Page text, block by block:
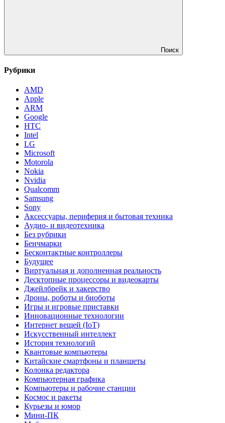
Поиск
Рубрики
AMD
Apple
ARM
Google
HTC
Intel
LG
Microsoft
Motorola
Nokia
Nvidia
Qualcomm
Samsung
Sony
Аксессуары, периферия и бытовая техника
Аудио- и видеотехника
Без рубрики
Бенчмарки
Бесконтактные контроллеры
Будущее
Виртуальная и дополненная реальность
Десктопные процессоры и видеокарты
Джейлбрейк и хакерство
Дроны, роботы и биоботы
Игры и игровые приставки
Инновационные технологии
Интернет вещей (IoT)
Искусственный интеллект
История технологий
Квантовые компьютеры
Китайские смартфоны и планшеты
Колонка редактора
Компьютерная графика
Компьютеры и рабочие станции
Космос и ракеты
Курьезы и юмор
Мини-ПК